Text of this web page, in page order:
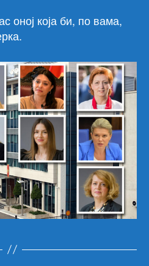
оној која би, по вама,